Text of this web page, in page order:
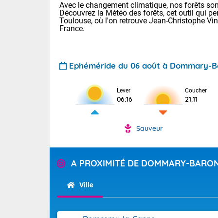
Pour la
Tendance
Avec le changement climatique, nos forêts
Découvrez la Météo des forêts, cet outil qui
Toulouse, où l'on retrouve Jean-Christophe
France.
Ephéméride du 06 août à Dommary-
Lever
06:16
Coucher
21:11
Sauveur
A PROXIMITÉ DE DOMMARY-
Ville
Voici les
28 Lyon :
: 27 Nancy :
31 Lille : 26
Demain :
Calme,
alors que la